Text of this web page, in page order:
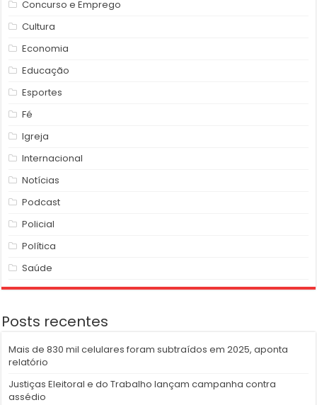
Concurso e Emprego
Cultura
Economia
Educação
Esportes
Fé
Igreja
Internacional
Notícias
Podcast
Policial
Política
Saúde
Posts recentes
Mais de 830 mil celulares foram subtraídos em 2025, aponta
relatório
Justiças Eleitoral e do Trabalho lançam campanha contra
assédio